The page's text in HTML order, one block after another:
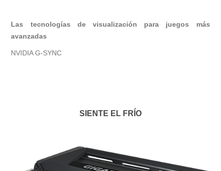
Las tecnologías de visualización para juegos más
avanzadas
NVIDIA G-SYNC
SIENTE EL FRÍO